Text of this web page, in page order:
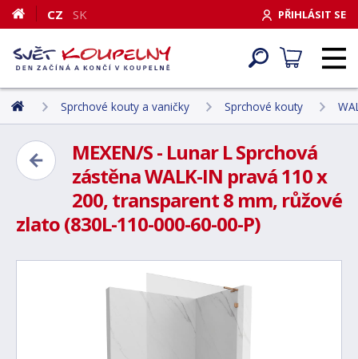
PŘIHLÁSIT SE
CZ SK
Sprchové kouty a vaničky Sprchové kouty
MEXEN/S - Lunar L Sprchová
zástěna WALK-IN pravá 110 x
200, transparent 8 mm, růžové
zlato (830L-110-000-60-00-P)